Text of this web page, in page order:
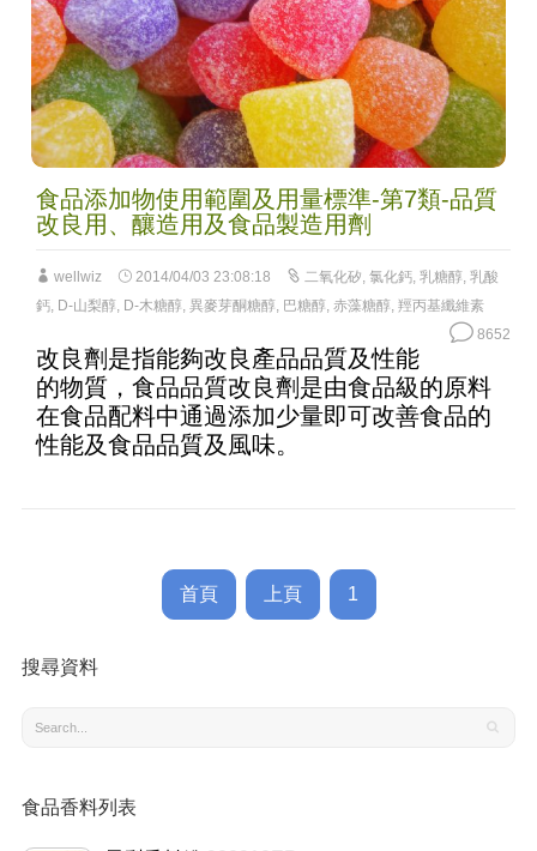
食品添加物使用範圍及用量標準-第7類-品質
改良用、釀造用及食品製造用劑
wellwiz 2014/04/03 23:08:18 二氧化矽 氯化鈣, 乳糖醇, 乳酸
鈣, D-山梨醇, D-木糖醇, 異麥芽酮糖醇, 巴糖醇, 赤藻糖醇, 羥丙基纖維素
8652
改良劑是指能夠改良產品品質及性能
的物質，食品品質改良劑是由食品級的原料
在食品配料中通過添加少量即可改善食品的
性能及食品品質及風味。
首頁 上頁 1
搜尋資料
食品香料列表